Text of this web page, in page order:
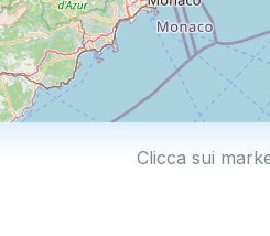
Clicca sui